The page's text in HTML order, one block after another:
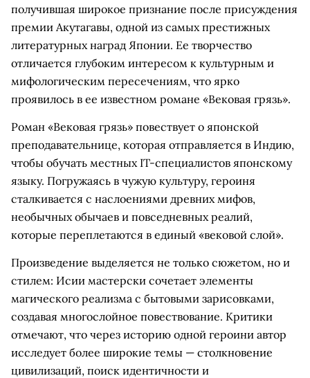
получившая широкое признание после присуждения
премии Акутагавы, одной из самых престижных
литературных наград Японии. Ее творчество
отличается глубоким интересом к культурным и
мифологическим пересечениям, что ярко
проявилось в ее известном романе «Вековая грязь».
Роман «Вековая грязь» повествует о японской
преподавательнице, которая отправляется в Индию,
чтобы обучать местных IT-специалистов японскому
языку. Погружаясь в чужую культуру, героиня
сталкивается с наслоениями древних мифов,
необычных обычаев и повседневных реалий,
которые переплетаются в единый «вековой слой».
Произведение выделяется не только сюжетом, но и
стилем: Исии мастерски сочетает элементы
магического реализма с бытовыми зарисовками,
создавая многослойное повествование. Критики
отмечают, что через историю одной героини автор
исследует более широкие темы — столкновение
цивилизаций, поиск идентичности и